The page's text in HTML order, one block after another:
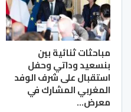
مباحثات ثنائية بين
بنسعيد وداتي وحفل
استقبال على شرف الوفد
المغربي المشارك في
معرض…